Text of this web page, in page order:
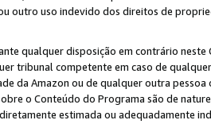
outro uso indevido dos direitos de
qualquer disposição em contrário
tribunal competente em caso de
da Amazon ou de qualquer outra
o Conteúdo do Programa são de
estimada ou adequadamente